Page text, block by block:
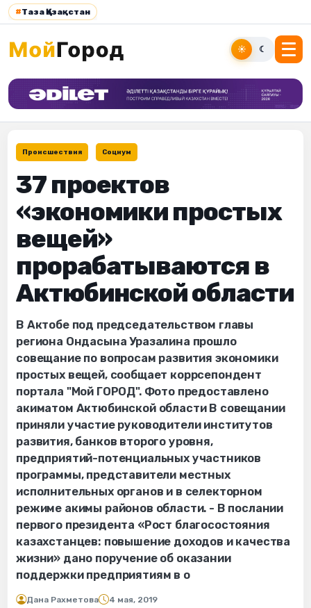
#Таза Қазақстан
☀ ☾
Происшествия Социум
37 проектов
«экономики простых
вещей»
прорабатываются в
Актюбинской области
В Актобе под председательством главы
региона Ондасына Уразалина прошло
совещание по вопросам развития экономики
простых вещей, сообщает коррсепондент
портала "Мой ГОРОД". Фото предоставлено
акиматом Актюбинской области В совещании
приняли участие руководители институтов
развития, банков второго уровня,
предприятий-потенциальных участников
программы, представители местных
исполнительных органов и в селекторном
режиме акимы районов области. - В послании
первого президента «Рост благосостояния
казахстанцев: повышение доходов и качества
жизни» дано поручение об оказании
поддержки предприятиям в о
Дана Рахметова 4 мая, 2019